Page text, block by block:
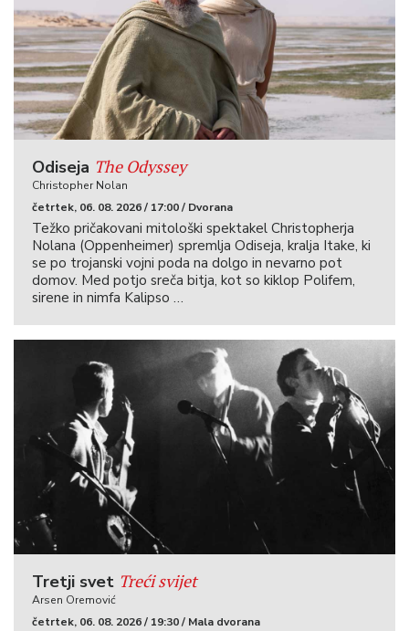
Odiseja The Odyssey
Christopher Nolan
četrtek, 06. 08. 2026 / 17:00 / Dvorana
Težko pričakovani mitološki spektakel Christopherja
Nolana (Oppenheimer) spremlja Odiseja, kralja Itake, ki
se po trojanski vojni poda na dolgo in nevarno pot
domov. Med potjo sreča bitja, kot so kiklop Polifem,
sirene in nimfa Kalipso …
Tretji svet Treći svijet
Arsen Oremović
četrtek, 06. 08. 2026 / 19:30 / Mala dvorana